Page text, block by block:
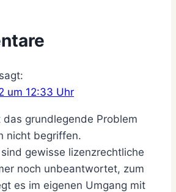
sagt:
um 12:33 Uhr
das grundlegende Problem
nicht begriffen.
gewisse lizenzrechtliche
noch unbeantwortet, zum
es im eigenen Umgang mit